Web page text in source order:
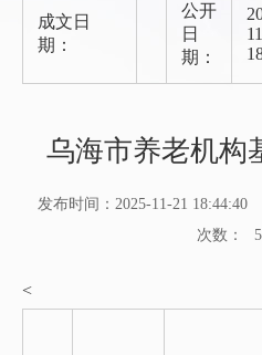
成文日
期：
公开
日
期：
乌海市养老机构
发布时间：2025-11-21 18:44:40
次数：
<